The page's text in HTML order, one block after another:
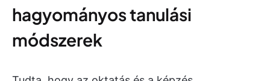
hagyományos tanulási
módszerek